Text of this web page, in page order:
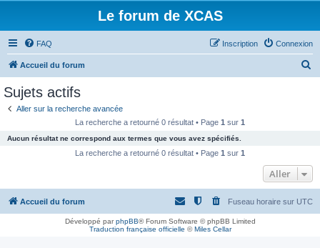
Le forum de XCAS
FAQ Connexion
Inscription
Accueil du forum
c
e
Sujets actifs
Aller sur la recherche avancée
La recherche a retourné 0 résultat • Page 1 sur 1
Aucun résultat ne correspond aux termes que vous avez spécifiés.
La recherche a retourné 0 résultat • Page 1 sur 1
Aller
Accueil du forum Fuseau horaire sur UTC
Développé parphpBB® Forum Software © phpBB Limited
Traduction française officielle ©Miles Cellar